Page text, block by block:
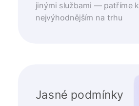
jinými službami — patříme k
nejvýhodnějším na trhu
Jasné podmínky